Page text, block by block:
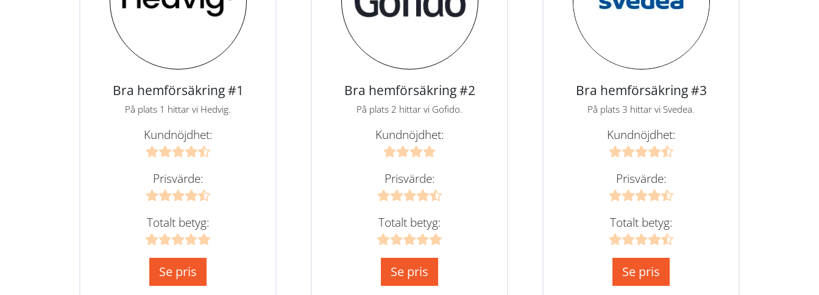
Bra hemförsäkring #1
På plats 1 hittar vi Hedvig.
Kundnöjdhet:
Prisvärde:
Totalt betyg:
Se pris
Bra hemförsäkring #2
På plats 2 hittar vi Gofido.
Kundnöjdhet:
Prisvärde:
Totalt betyg:
Se pris
Bra hemförsäkring #3
På plats 3 hittar vi Svedea.
Kundnöjdhet:
Prisvärde:
Totalt betyg:
Se pris